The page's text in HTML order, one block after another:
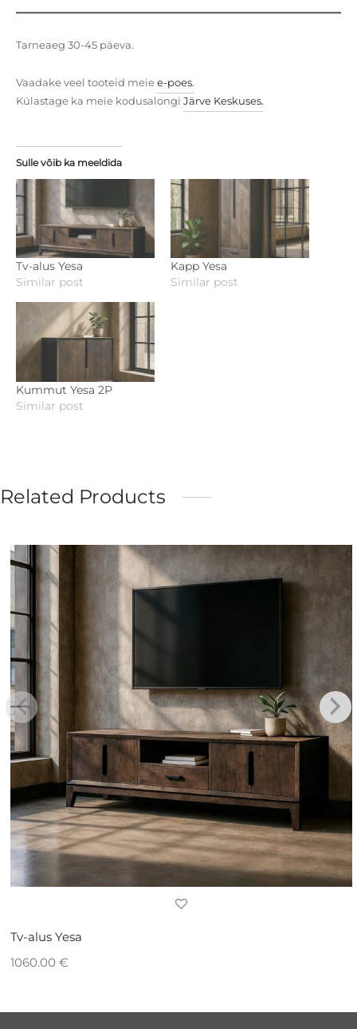
Tarneaeg 30-45 päeva.
Vaadake veel tooteid meiee-poes.
Külastage ka meie kodusalongi Järve Keskuses.
Sulle võib ka meeldida
Tv-alus Yesa
Similar post
Kapp Yesa
Similar post
Kummut Yesa 2P
Similar post
Related Products
Tv-alus Yesa
1060.00€